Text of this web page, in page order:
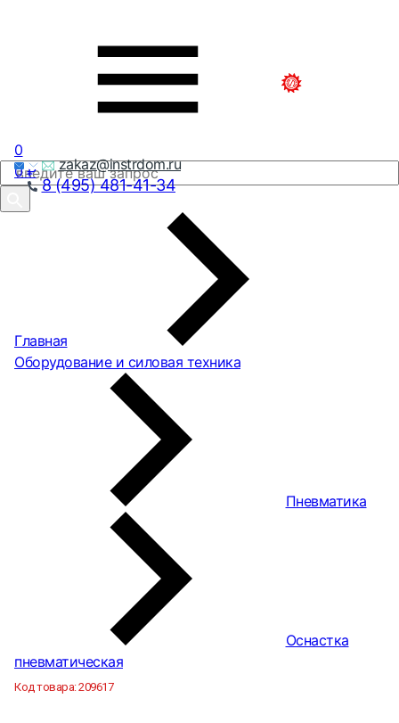
zakaz@instrdom.ru
8 (495) 481-41-34
0
0₽
Главная
Оборудование и силовая техника
Пневматика
Оснастка
пневматическая
Код товара:209617